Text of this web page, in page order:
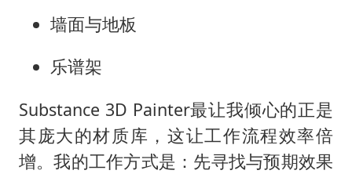
墙面与地板
乐谱架
Substance 3D Painter最让我倾心的正是
其庞大的材质库，这让工作流程效率倍
增。我的工作方式是：先寻找与预期效果